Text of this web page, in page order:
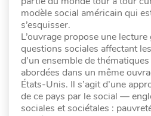
modèle social américain qui
s’esquisser.
L’ouvrage propose une
questions sociales affectant
d’un ensemble de
abordées dans un même
États-Unis. Il s’agit d’une
de ce pays par le social —
sociales et sociétales :